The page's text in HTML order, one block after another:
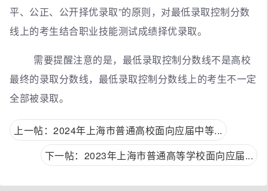
平、公正、公开择优录取”的原则，对最低录取控制分数
线上的考生结合职业技能测试成绩择优录取。
需要提醒注意的是，最低录取控制分数线不是高校
最终的录取分数线，最低录取控制分数线上的考生不一定
全部被录取。
上一帖：2024年上海市普通高校面向应届中等...
下一帖：2023年上海市普通高等学校面向应届...